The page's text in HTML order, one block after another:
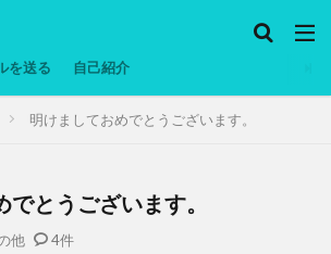
を送る 自己紹介
明けましておめでとうございます。
とうございます。
他 4件
低温調理・スロークッカー